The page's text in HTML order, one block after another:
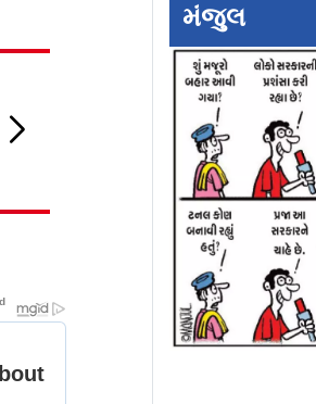
સંસ્થાન દ્વારા મોમ્બાસામાં
સસ્તા
આપીને
મંજુલ